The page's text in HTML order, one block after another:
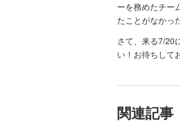
ーを務めたチー
たことがなかっ
さて、来る7/20
い！お待ちして
関連記事